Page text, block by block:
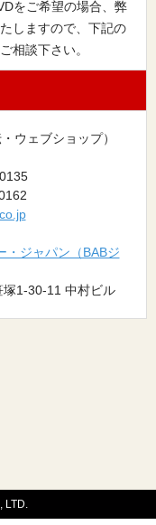
をご希望の場合、弊
しますので、下記の
相談下さい。
ウェブショップ）
・ジャパン（BABジ
1-30-11 中村ビル
LTD.